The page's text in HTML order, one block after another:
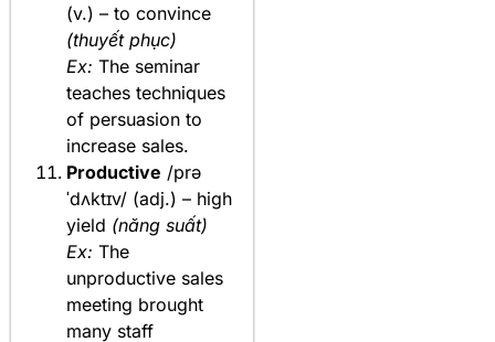
(v.) – to convince
(thuyết phục)
Ex: The seminar
teaches techniques
of persuasion to
increase sales.
Productive /prə
ˈdʌktɪv/ (adj.) – high
yield (năng suất)
Ex: The
unproductive sales
meeting brought
many staff